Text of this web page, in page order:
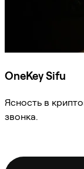
OneKey Sifu
Ясность в
звонка.